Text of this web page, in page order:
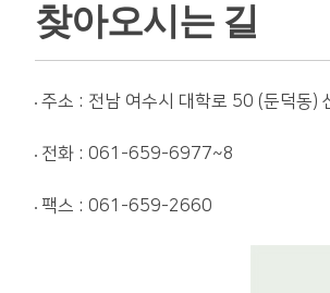
찾아오시는 길
주소 : 전남 여수시 대학로 50 (둔덕동)
전화 : 061-659-6977~8
팩스 : 061-659-2660